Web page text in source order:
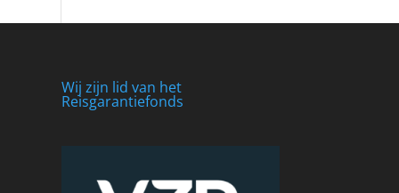
Wij zijn lid van het
Reisgarantiefonds